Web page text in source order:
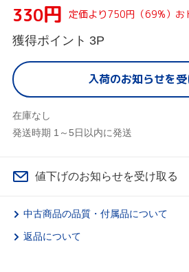
330円 定価より750円（69%）お
獲得ポイント 3P
入荷のお知らせを
在庫なし
発送時期 1～5日以内に発送
値下げのお知らせを受け取る
中古商品の品質・付属品について
返品について